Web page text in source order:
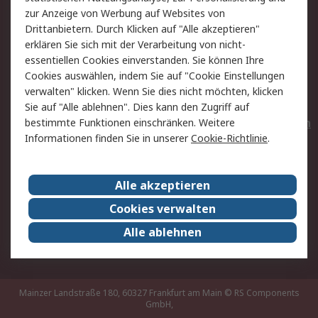
Hilfe
Privatkunden
Rechtliches
AGB
Datenschutz
Cookie-Richtlinie
Zahlungsbedingungen
Copyright/Impressum
Entsorgung
Elektrogeräte/Batterien
RS weltweit
Karriere bei RS
Nachhaltigkeit
Qualität/Umwelt/ZertifikatePresse-Center
Event-Center
Mainzer Landstraße 180, 60327 Frankfurt am Main © RS Components
GmbH,
zur Anzeige von Werbung auf Websites von
Drittanbietern. Durch Klicken auf "Alle akzeptieren"
erklären Sie sich mit der Verarbeitung von nicht-
essentiellen Cookies einverstanden. Sie können Ihre
Cookies auswählen, indem Sie auf "Cookie Einstellungen
verwalten" klicken. Wenn Sie dies nicht möchten, klicken
Sie auf "Alle ablehnen". Dies kann den Zugriff auf
bestimmte Funktionen einschränken. Weitere
Informationen finden Sie in unsererCookie-Richtlinie.
Alle akzeptieren
Cookies verwalten
Alle ablehnen